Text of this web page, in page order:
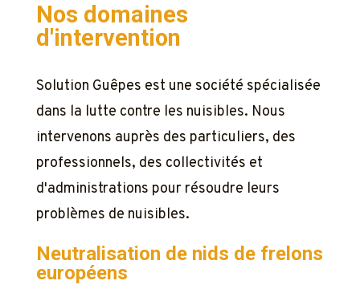
Nos domaines
d'intervention
Solution Guêpes est une société spécialisée
dans la lutte contre les nuisibles. Nous
intervenons auprès des particuliers, des
professionnels, des collectivités et
d'administrations pour résoudre leurs
problèmes de nuisibles.
Neutralisation de nids de frelons
européens